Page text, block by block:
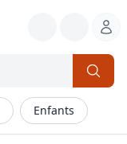
Enfants